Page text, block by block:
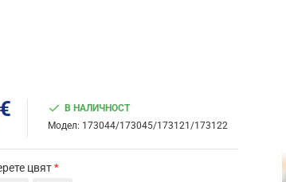
В НАЛИЧНОСТ
Модел: 173044/173045/173121/173122
цвят